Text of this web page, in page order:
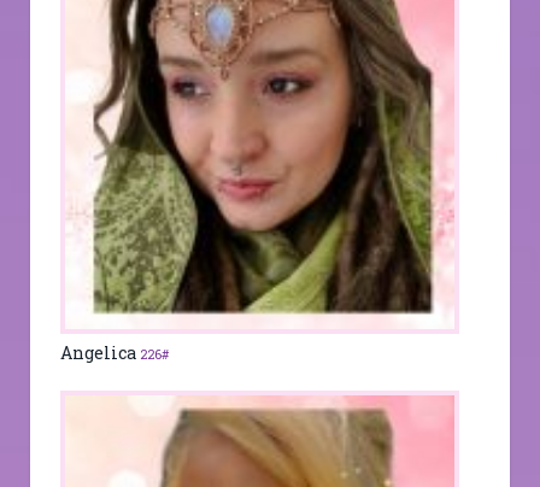
Angelica 226#